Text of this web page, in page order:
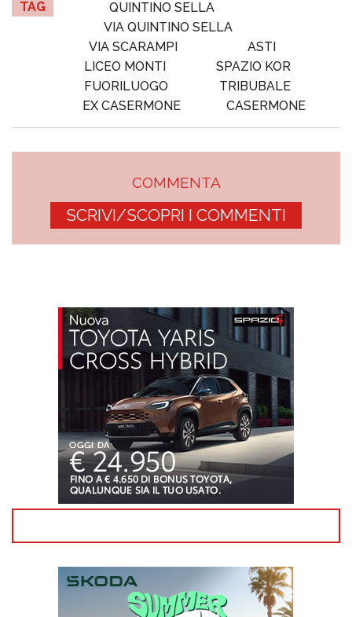
TAG
QUINTINO SELLA
VIA QUINTINO SELLA
VIA SCARAMPI
ASTI
LICEO MONTI
SPAZIO KOR
FUORILUOGO
TRIBUBALE
EX CASERMONE
CASERMONE
COMMENTA
SCRIVI/SCOPRI I COMMENTI